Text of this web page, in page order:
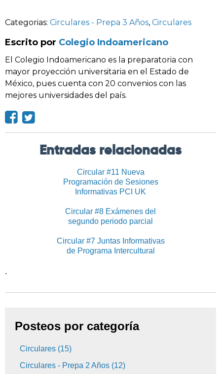
Categorias: Circulares - Prepa 3 Años, Circulares
Escrito por Colegio Indoamericano
El Colegio Indoamericano es la preparatoria con
mayor proyección universitaria en el Estado de
México, pues cuenta con 20 convenios con las
mejores universidades del país.
Entradas relacionadas
Circular #11 Nueva
Programación de Sesiones
Informativas PCI UK
Circular #8 Exámenes del
segundo periodo parcial
Circular #7 Juntas Informativas
de Programa Intercultural
.
Posteos por categoría
Circulares (15)
Circulares - Prepa 2 Años (12)